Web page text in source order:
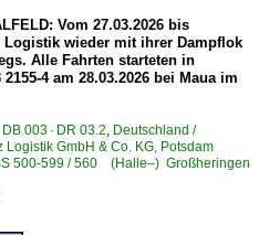
'Wackeldackel'
BR 629
Private
Vom 27.03.2026 bis
Logistik wieder mit ihrer Dampflok
Alle Fahrten starteten in
4 am 28.03.2026 bei Maua im
003 · DR 03.2, Deutschland /
Logistik GmbH & Co. KG, Potsdam
500-599 / 560 (Halle–) Großheringen